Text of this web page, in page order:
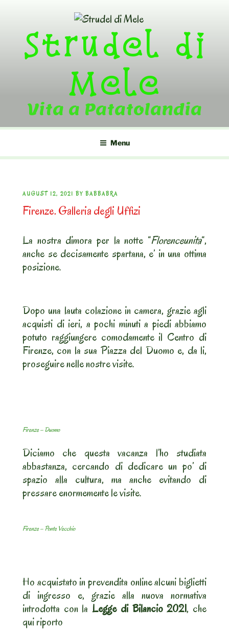
contentStrudel di
Mele
Vita a Patatolandia
Menu
POSTED
ON
AUGUST 12, 2021 BY BABBABRA
Firenze. Galleria degli Uffizi
La nostra dimora per la notte “Florenceunita“,
anche se decisamente spartana, e’ in una ottima
posizione.
Dopo una lauta colazione in camera, grazie agli
acquisti di ieri, a pochi minuti a piedi abbiamo
potuto raggiungere comodamente il Centro di
Firenze, con la sua Piazza del Duomo e, da li,
proseguire nelle nostre visite.
Firenze – Duomo
Diciamo che questa vacanza l’ho studiata
abbastanza, cercando di dedicare un po’ di
spazio alla cultura, ma anche evitando di
pressare enormemente le visite.
Firenze – Ponte Vecchio
Ho acquistato in prevendita online alcuni biglietti
di ingresso e, grazie alla nuova normativa
introdotta con la Legge di Bilancio 2021, che
qui riporto